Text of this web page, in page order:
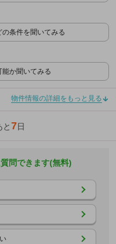
条件を聞いてみる
能か聞いてみる
物件情報の詳細をもっと見る
7日
問できます(無料)